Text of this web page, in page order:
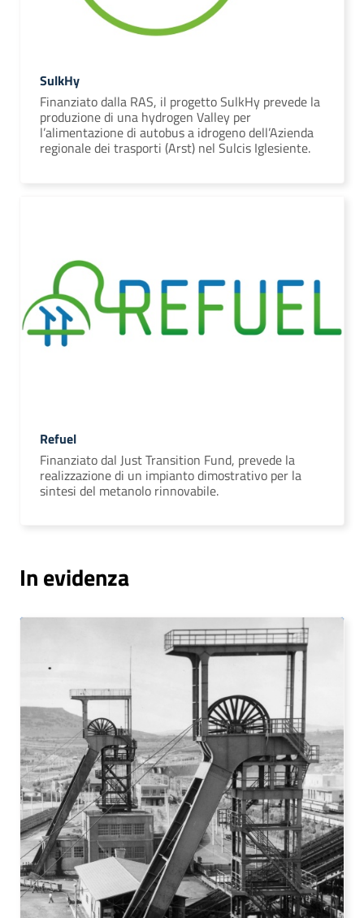
SulkHy
Finanziato dalla RAS, il progetto SulkHy prevede la
produzione di una hydrogen Valley per
l’alimentazione di autobus a idrogeno dell’Azienda
regionale dei trasporti (Arst) nel Sulcis Iglesiente.
Refuel
Finanziato dal Just Transition Fund, prevede la
realizzazione di un impianto dimostrativo per la
sintesi del metanolo rinnovabile.
In evidenza